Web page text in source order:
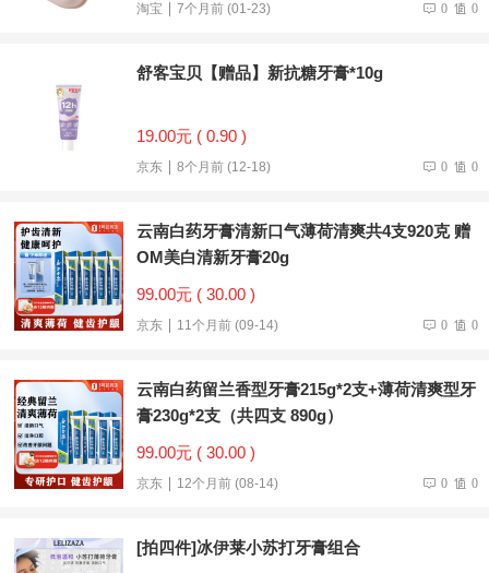
淘宝 7个月前 (01-23) 0 0
舒客宝贝【赠品】新抗糖牙膏*10g
19.00元 ( 0.90 )
京东 8个月前 (12-18) 0 0
云南白药牙膏清新口气薄荷清爽共4支920克 赠
OM美白清新牙膏20g
99.00元 ( 30.00 )
京东 11个月前 (09-14) 0 0
云南白药留兰香型牙膏215g*2支+薄荷清爽型牙
膏230g*2支（共四支 890g）
99.00元 ( 30.00 )
京东 12个月前 (08-14) 0 0
[拍四件]冰伊莱小苏打牙膏组合